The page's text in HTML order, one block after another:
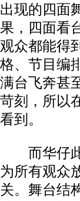
出现的四面
果，四面看
观众都能得
格、节目编
满台飞奔甚
苛刻，所以
看到。
而华仔此
为所有观众
关。舞台结